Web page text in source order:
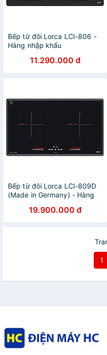
Bếp từ đôi Lorca LCI-806 -
Hàng nhập khẩu
11.290.000 đ
Bếp từ đôi Lorca LCI-809D
(Made in Germany) - Hàng
19.900.000 đ
1